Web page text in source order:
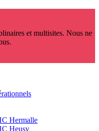
et multisites. Nous ne
Hermalle
Heusy